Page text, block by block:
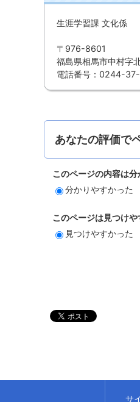
生涯学習課 文化係
〒976-8601
福島県相馬市中村字
電話番号：0244-
あなたの評価で
このページの内容は
分かりやすかった
このページは見つけ
見つけやすかった
サ